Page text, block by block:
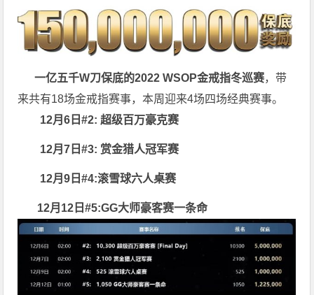
一亿五千W刀保底的2022 WSOP金戒指冬巡赛，带
来共有18场金戒指赛事，本周迎来4场四场经典赛事。
12月6日#2: 超级百万豪克赛
12月7日#3: 赏金猎人冠军赛
12月9日#4:滚雪球六人桌赛
12月12日#5:GG大师豪客赛一条命